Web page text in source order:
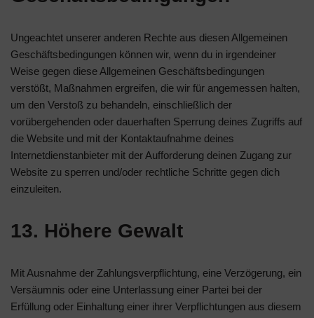
Ungeachtet unserer anderen Rechte aus diesen Allgemeinen
Geschäftsbedingungen können wir, wenn du in irgendeiner
Weise gegen diese Allgemeinen Geschäftsbedingungen
verstößt, Maßnahmen ergreifen, die wir für angemessen halten,
um den Verstoß zu behandeln, einschließlich der
vorübergehenden oder dauerhaften Sperrung deines Zugriffs auf
die Website und mit der Kontaktaufnahme deines
Internetdienstanbieter mit der Aufforderung deinen Zugang zur
Website zu sperren und/oder rechtliche Schritte gegen dich
einzuleiten.
13. Höhere Gewalt
Mit Ausnahme der Zahlungsverpflichtung, eine Verzögerung, ein
Versäumnis oder eine Unterlassung einer Partei bei der
Erfüllung oder Einhaltung einer ihrer Verpflichtungen aus diesem